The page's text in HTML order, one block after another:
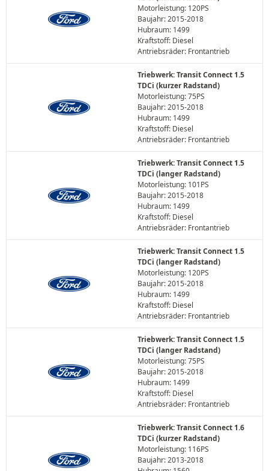
Motorleistung: 120PS
Baujahr: 2015-2018
Hubraum: 1499
Kraftstoff: Diesel
Antriebsräder: Frontantrieb
Triebwerk: Transit Connect 1.5
TDCi (kurzer Radstand)
Motorleistung: 75PS
Baujahr: 2015-2018
Hubraum: 1499
Kraftstoff: Diesel
Antriebsräder: Frontantrieb
Triebwerk: Transit Connect 1.5
TDCi (langer Radstand)
Motorleistung: 101PS
Baujahr: 2015-2018
Hubraum: 1499
Kraftstoff: Diesel
Antriebsräder: Frontantrieb
Triebwerk: Transit Connect 1.5
TDCi (langer Radstand)
Motorleistung: 120PS
Baujahr: 2015-2018
Hubraum: 1499
Kraftstoff: Diesel
Antriebsräder: Frontantrieb
Triebwerk: Transit Connect 1.5
TDCi (langer Radstand)
Motorleistung: 75PS
Baujahr: 2015-2018
Hubraum: 1499
Kraftstoff: Diesel
Antriebsräder: Frontantrieb
Triebwerk: Transit Connect 1.6
TDCi (kurzer Radstand)
Motorleistung: 116PS
Baujahr: 2013-2018